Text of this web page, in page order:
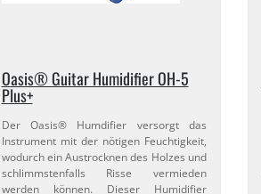
Oasis® Guitar Humidifier OH-​5
Plus+
Der Oasis® Humdifier versorgt das
Instrument mit der nötigen Feuchtigkeit,
wodurch ein Austrocknen des Holzes und
schlimmstenfalls Risse vermieden
werden können. Dieser Humidifier